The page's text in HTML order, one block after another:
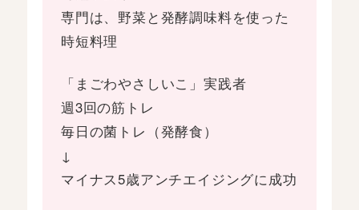
専門は、野菜と発酵調味料を使った
時短料理
「まごわやさしいこ」実践者
週3回の筋トレ
毎日の菌トレ（発酵食）
↓
マイナス5歳アンチエイジングに成功